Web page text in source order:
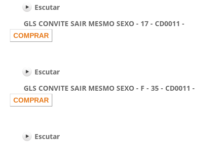
Escutar
GLS CONVITE SAIR MESMO SEXO - 17 - CD0011 -
Escutar
GLS CONVITE SAIR MESMO SEXO - F - 35 - CD0011 -
Escutar